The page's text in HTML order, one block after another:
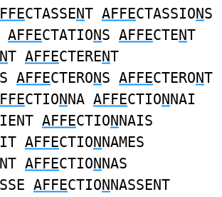
CTASSENT AFFECTASSIONS
AFFECTATIONS AFFECTENT
NT AFFECTERENT
S AFFECTERONS AFFECTERONT
CTIONNA AFFECTIONNAI
AFFECTIONNAIS
AFFECTIONNAMES
AFFECTIONNAS
AFFECTIONNASSENT